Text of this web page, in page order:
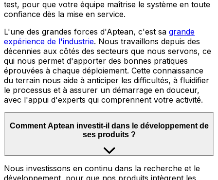
test, pour que votre équipe maîtrise le système en toute
confiance dès la mise en service.
L'une des grandes forces d'Aptean, c'est sa grande
expérience de l'industrie. Nous travaillons depuis des
décennies aux côtés des secteurs que nous servons, ce
qui nous permet d'apporter des bonnes pratiques
éprouvées à chaque déploiement. Cette connaissance
du terrain nous aide à anticiper les difficultés, à fluidifier
le processus et à assurer un démarrage en douceur,
avec l'appui d'experts qui comprennent votre activité.
Comment Aptean investit-il dans le développement de
ses produits ?
Nous investissons en continu dans la recherche et le
développement, pour que nos produits intègrent les